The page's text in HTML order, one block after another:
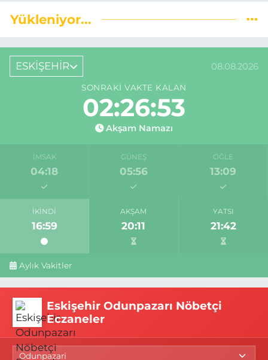
Yükleniyor...
ESKİŞEHİR 08.08.2026
SONRAKI VAKTE KALAN
02:26:52
Akşam Namazı
İMSAK
04:18
GÜNEŞ
05:56
ÖĞLE
13:09
İKINDI
16:59
AKŞAM
20:11
YATSI
21:42
Aylık Vakitler
Eskişehir Odunpazarı Nöbetçi
Eczaneler